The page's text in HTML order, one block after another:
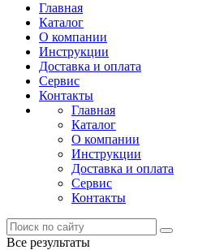
Главная
Каталог
О компании
Инструкции
Доставка и оплата
Сервис
Контакты
Главная
Каталог
О компании
Инструкции
Доставка и оплата
Сервис
Контакты
Все результаты